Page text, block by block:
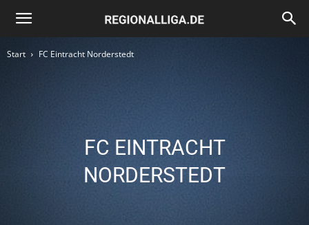
Regionalliga.de
Start FC Eintracht Norderstedt
FC EINTRACHT
NORDERSTEDT